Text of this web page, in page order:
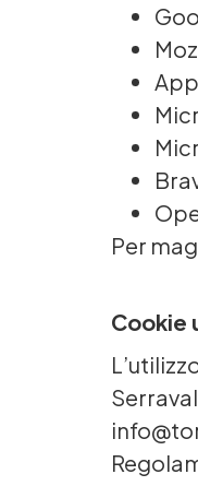
Per
Cookie